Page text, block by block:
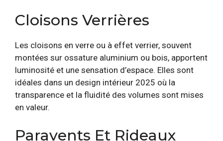
Cloisons Verrières
Les cloisons en verre ou à effet verrier, souvent
montées sur ossature aluminium ou bois, apportent
luminosité et une sensation d’espace. Elles sont
idéales dans un design intérieur 2025 où la
transparence et la fluidité des volumes sont mises
en valeur.
Paravents Et Rideaux